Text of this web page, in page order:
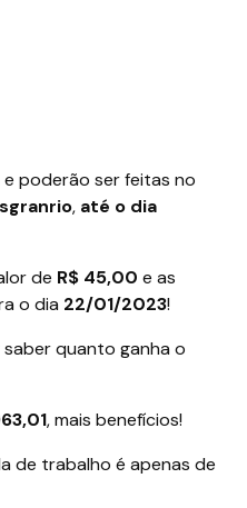
poderão ser feitas no
, até o dia
de R$ 45,00 e as
o dia 22/01/2023!
saber quanto ganha o
, mais benefícios!
de trabalho é apenas de